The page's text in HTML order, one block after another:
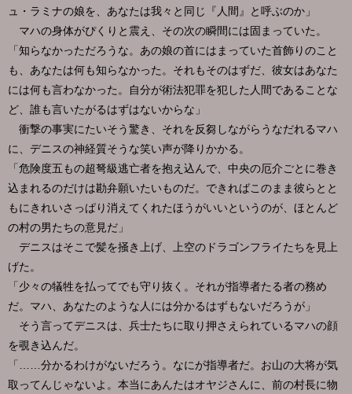
ュ・ラミナの娘を、あなたは我々と同じ『人間』と呼ぶのか」
マハの身体がぴくりと震え、その次の瞬間には固まっていた。
「知らなかっただろうな。あの娘の首にはまっていた首飾りのこと
も、あなたは何も知らなかった。それもそのはずだ、彼女はあなた
には何も言わなかった。自分が術法犯罪を犯した人間であることな
ど、誰も言いたがるはずはないからな」
衝撃の事実にたいそう驚き、それを反芻しながらうなだれるマハ
に、デニスの神経質そうな笑い声が降りかかる。
「危険度五もの超弩級逃亡者を抱え込んで、中央の厄介ごとに巻き
込まれるのだけは勘弁願いたいものだ。できればこのまま彼らとと
もにきれいさっぱり消えてくれたほうがいいというのが、ほとんど
の村の男たちの意見だ」
デニスはそこで髪を掻き上げ、上空のドラゴンフライたちを見上
げた。
「少々の犠牲を払ってでも守り抜く。それが指導者たる者の務め
だ。マハ、あなたのような人には分かるはずもないだろうが」
そう言ってデニスは、兵士たちに取り押さえられているマハの顔
を覗き込んだ。
「……分かるわけがないだろう。なにが指導者だ。お山の大将が気
取ってんじゃないよ。本当にあんたはオヤジさんに、前の村長に物